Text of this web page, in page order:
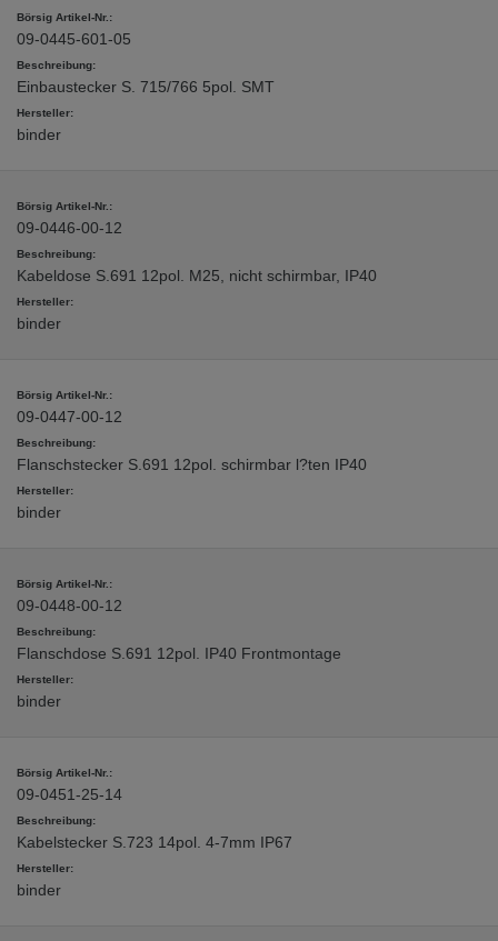
09-0445-601-05
Einbaustecker S. 715/766 5pol. SMT
binder
09-0446-00-12
Kabeldose S.691 12pol. M25, nicht schirmbar, IP40
binder
09-0447-00-12
Flanschstecker S.691 12pol. schirmbar l?ten IP40
binder
09-0448-00-12
Flanschdose S.691 12pol. IP40 Frontmontage
binder
09-0451-25-14
Kabelstecker S.723 14pol. 4-7mm IP67
binder